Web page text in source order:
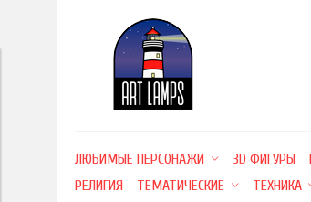
ЛЮБИМЫЕ ПЕРСОНАЖИ 3D ФИГУРЫ
РЕЛИГИЯ
ТЕМАТИЧЕСКИЕ ТЕХНИКА